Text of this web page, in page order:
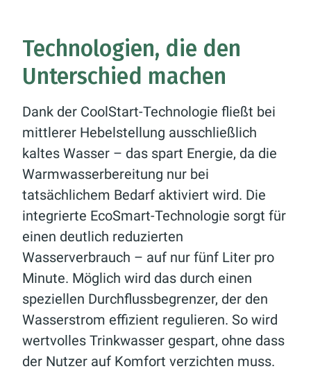
Technologien, die den
Unterschied machen
Dank der CoolStart-Technologie fließt bei
mittlerer Hebelstellung ausschließlich
kaltes Wasser – das spart Energie, da die
Warmwasserbereitung nur bei
tatsächlichem Bedarf aktiviert wird. Die
integrierte EcoSmart-Technologie sorgt für
einen deutlich reduzierten
Wasserverbrauch – auf nur fünf Liter pro
Minute. Möglich wird das durch einen
speziellen Durchflussbegrenzer, der den
Wasserstrom effizient regulieren. So wird
wertvolles Trinkwasser gespart, ohne dass
der Nutzer auf Komfort verzichten muss.